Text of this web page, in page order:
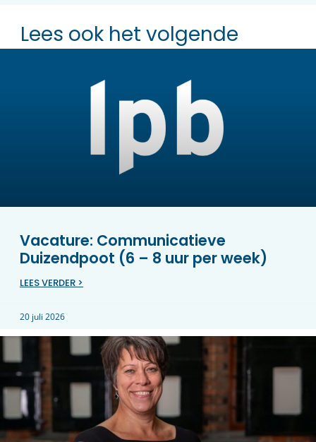
Lees ook het volgende
Vacature: Communicatieve
Duizendpoot (6 – 8 uur per week)
LEES VERDER >
20 juli 2026